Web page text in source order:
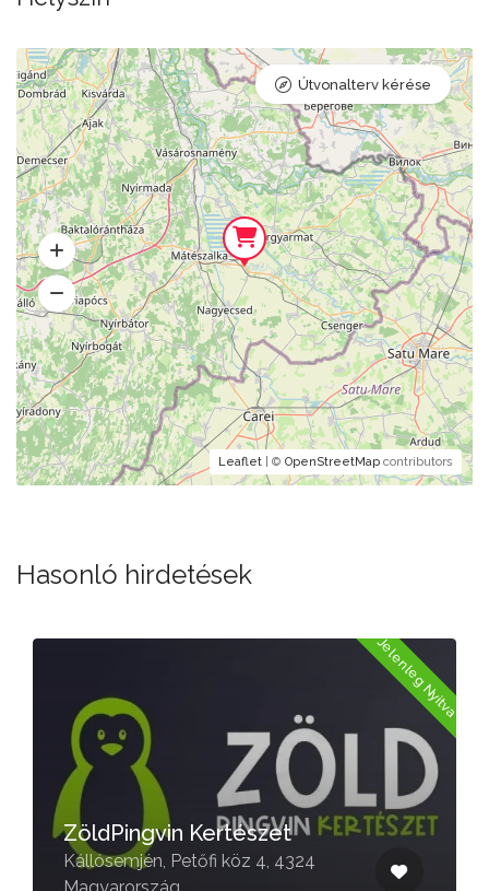
Leaflet | © OpenStreetMap contributors
Útvonalterv kérése
Hasonló hirdetések
Jelenleg Nyitva
ZöldPingvin Kertészet
Kállósemjén, Petőfi köz 4, 4324